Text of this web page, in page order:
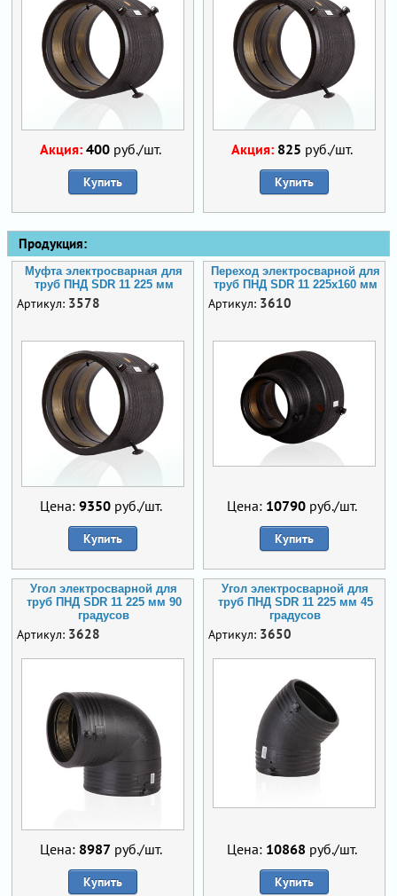
Акция: 400 руб./шт.
Купить
Акция: 825 руб./шт.
Купить
Продукция:
Муфта электросварная для
труб ПНД SDR 11 225 мм
Артикул: 3578
Цена: 9350руб./шт.
Купить
Переход электросварной для
труб ПНД SDR 11 225х160 мм
Артикул: 3610
Цена: 10790 руб./шт.
Купить
Угол электросварной для
труб ПНД SDR 11 225 мм 90
градусов
Артикул: 3628
Цена: 8987руб./шт.
Купить
Угол электросварной для
труб ПНД SDR 11 225 мм 45
градусов
Артикул: 3650
Цена: 10868 руб./шт.
Купить